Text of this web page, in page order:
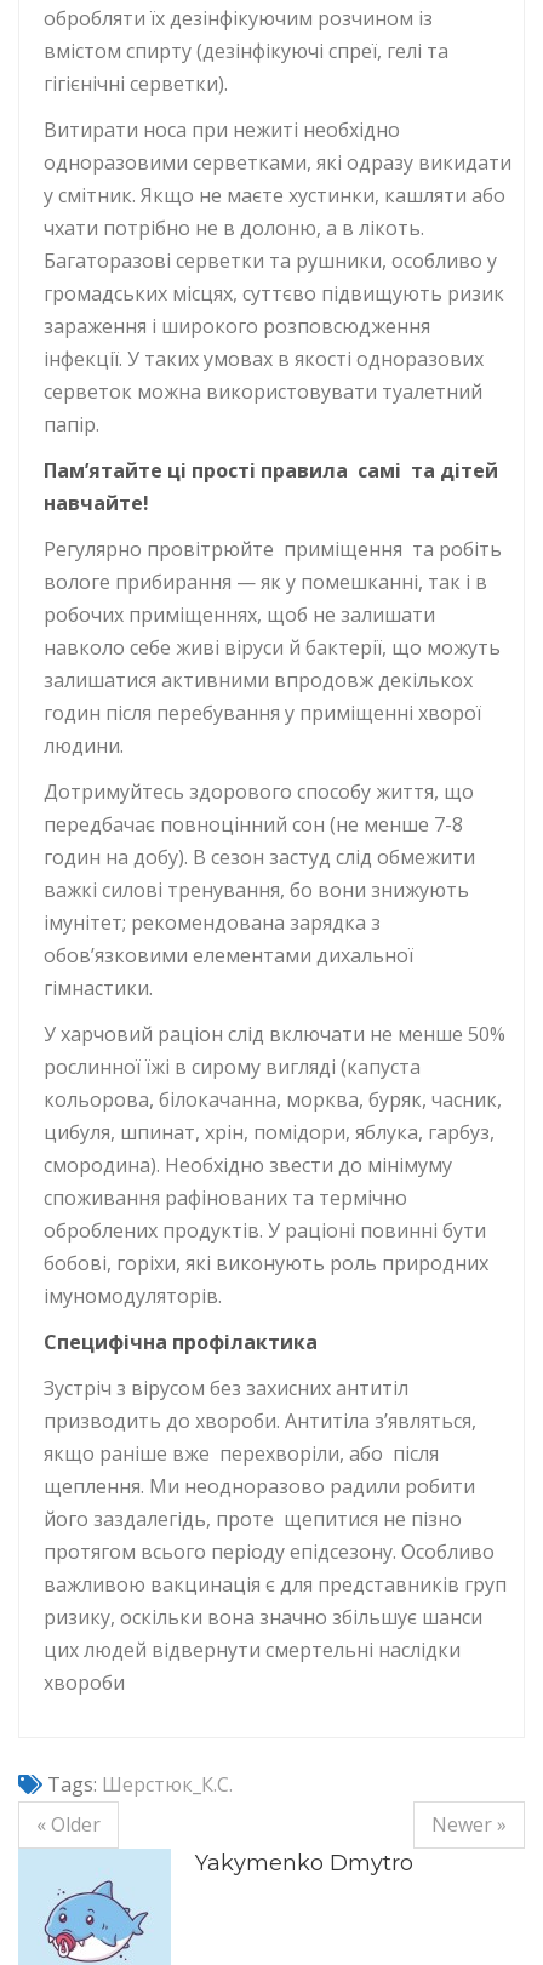
обробляти їх дезінфікуючим розчином із
вмістом спирту (дезінфікуючі спреї, гелі та
гігієнічні серветки).
Витирати носа при нежиті необхідно
одноразовими серветками, які одразу викидати
у смітник. Якщо не маєте хустинки, кашляти або
чхати потрібно не в долоню, а в лікоть.
Багаторазові серветки та рушники, особливо у
громадських місцях, суттєво підвищують ризик
зараження і широкого розповсюдження
інфекції. У таких умовах в якості одноразових
серветок можна використовувати туалетний
папір.
Пам’ятайте ці прості правила самі та дітей
навчайте!
Регулярно провітрюйте приміщення та робіть
вологе прибирання — як у помешканні, так і в
робочих приміщеннях, щоб не залишати
навколо себе живі віруси й бактерії, що можуть
залишатися активними впродовж декількох
годин після перебування у приміщенні хворої
людини.
Дотримуйтесь здорового способу життя, що
передбачає повноцінний сон (не менше 7-8
годин на добу). В сезон застуд слід обмежити
важкі силові тренування, бо вони знижують
імунітет; рекомендована зарядка з
обов’язковими елементами дихальної
гімнастики.
У харчовий раціон слід включати не менше 50%
рослинної їжі в сирому вигляді (капуста
кольорова, білокачанна, морква, буряк, часник,
цибуля, шпинат, хрін, помідори, яблука, гарбуз,
смородина). Необхідно звести до мінімуму
споживання рафінованих та термічно
оброблених продуктів. У раціоні повинні бути
бобові, горіхи, які виконують роль природних
імуномодуляторів.
Специфічна профілактика
Зустріч з вірусом без захисних антитіл
призводить до хвороби. Антитіла з’являться,
якщо раніше вже перехворіли, або після
щеплення. Ми неодноразово радили робити
його заздалегідь, проте щепитися не пізно
протягом всього періоду епідсезону. Особливо
важливою вакцинація є для представників груп
ризику, оскільки вона значно збільшує шанси
цих людей відвернути смертельні наслідки
хвороби
Tags: Шерстюк_К.С.
« Older
Newer »
Yakymenko Dmytro